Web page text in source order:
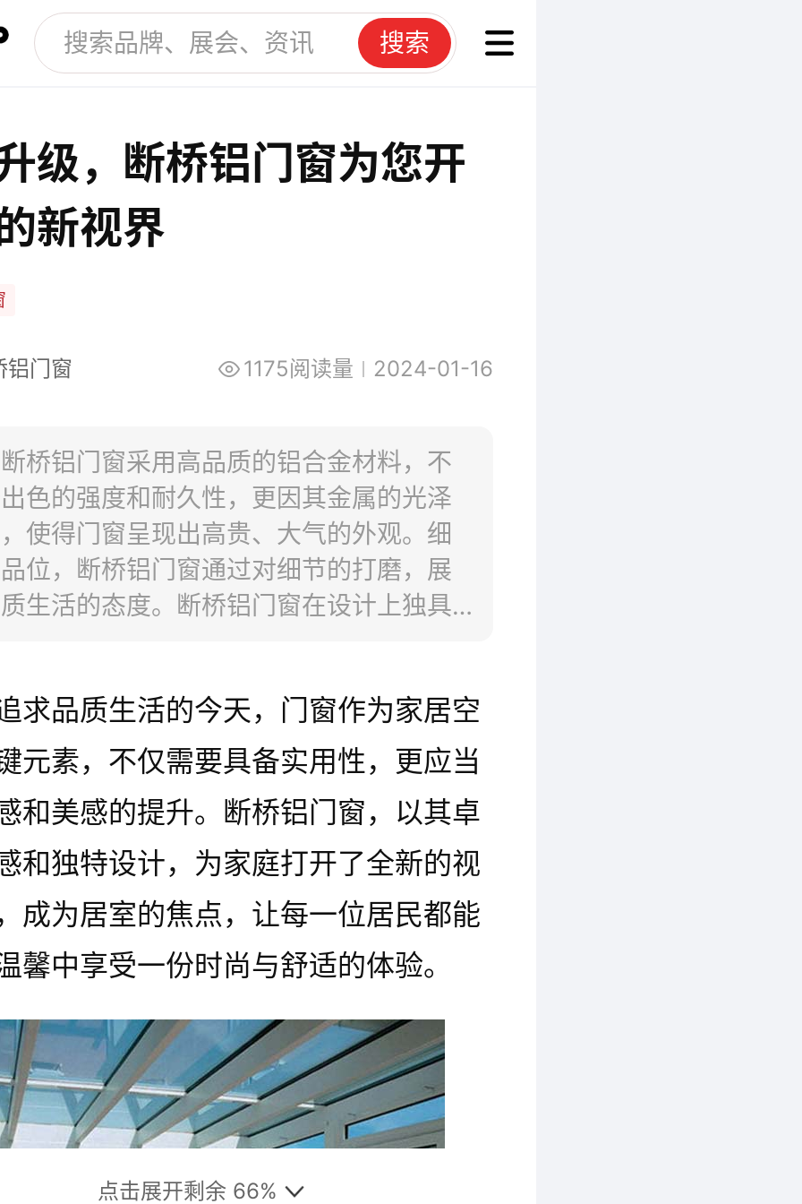
搜索
级，断桥铝门窗为您开
新视界
铝门窗 1175阅读量 2024-01-16
桥铝门窗采用高品质的铝合金材料，不
色的强度和耐久性，更因其金属的光泽
使得门窗呈现出高贵、大气的外观。细
位，断桥铝门窗通过对细节的打磨，展
生活的态度。断桥铝门窗在设计上独具
。选择断桥铝门窗，就是选择了更高品
品位的生活方式，为家增添一份时尚和
求品质生活的今天，门窗作为家居空
元素，不仅需要具备实用性，更应当
和美感的提升。断桥铝门窗，以其卓
和独特设计，为家庭打开了全新的视
成为居室的焦点，让每一位居民都能
馨中享受一份时尚与舒适的体验。
点击展开剩余 66%